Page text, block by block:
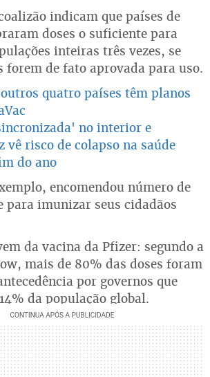
indicam que países de
doses o suficiente para
inteiras três vezes, se
forem de fato aprovada para uso.
quatro países têm planos
no interior e
risco de colapso na saúde
do ano
encomendou número de
para imunizar seus cidadãos
da vacina da Pfizer: segundo a
mais de 80% das doses foram
por governos que
da população global.